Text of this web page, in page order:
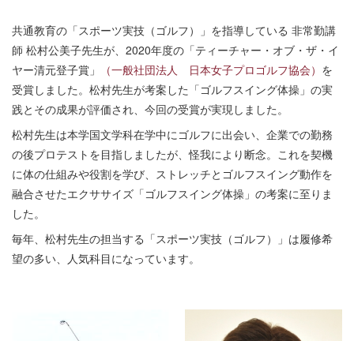
共通教育の「スポーツ実技（ゴルフ）」を指導している 非常勤講
師 松村公美子先生が、 2020年度の「ティーチャー・オブ・ザ・イ
ヤー清元登子賞」
（一般社団法人 日本女子プロゴルフ協会） を
受賞しました。松村先生が考案した 「ゴルフスイング体操」の実
践とその成果が評価され、今回の受賞が実現しました。
松村先生は本学国文学科在学中にゴルフに出会い、企業での勤務
の後プロテストを目指しましたが、怪我により断念。これを契機
に体の仕組みや役割を学び、ストレッチとゴルフスイング動作を
融合させたエクササイズ「ゴルフスイング体操」の考案に至りま
した。
毎年、松村先生の担当する「スポーツ実技（ゴルフ）」は履修希
望の多い、人気科目になっています。